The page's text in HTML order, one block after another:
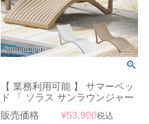
【 業務利用可能 】 サマーベッ
ド 「 ソラス サンラウンジャー
8625（SOLAS Sunlounger）
」 スタッキング可能 業務用
販売価格 ¥53,900税込